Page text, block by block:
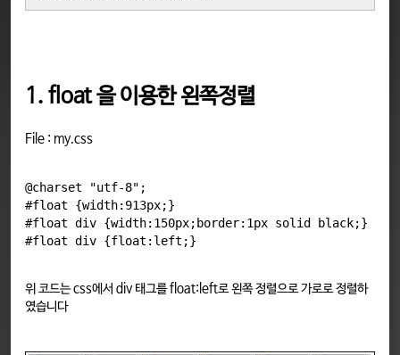
1. float 을 이용한 왼쪽정렬
File : my.css
@charset "utf-8";
#float {width:913px;}
#float div {width:150px;border:1px solid black;}
#float div {float:left;}
위 코드는 css에서 div 태그를 float:left로 왼쪽 정렬으로 가로로 정렬하
였습니다